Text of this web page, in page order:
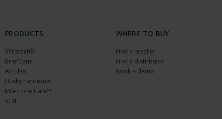
PRODUCTS
XProtect®
BriefCam
Arcules
Husky hardware
Milestone Care™
VLM
WHERE TO BUY
Find a reseller
Find a distributor
Book a demo